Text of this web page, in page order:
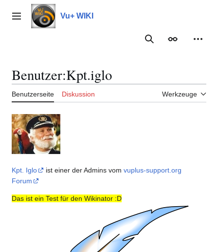
Inhalt
springenHauptmenü Vu+ WIKI
Suche
Benutzer:Kpt.iglo
Benutzerseite Diskussion Werkzeuge
Kpt. Iglo ist einer der Admins vom vuplus-support.org
Forum
Das ist ein Test für den Wikinator :D